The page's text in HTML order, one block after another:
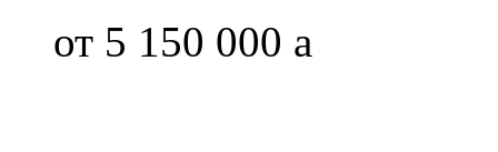
от 5 150 000 a